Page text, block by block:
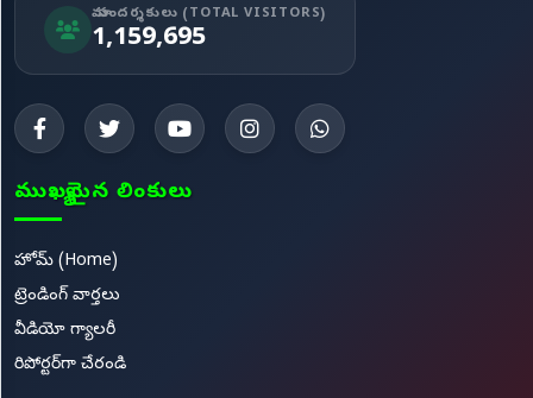
మా సందర్శకులు (TOTAL VISITORS)
1,159,695
ముఖ్యమైన లింకులు
హోమ్ (Home)
ట్రెండింగ్ వార్తలు
వీడియో గ్యాలరీ
రిపోర్టర్‌గా చేరండి